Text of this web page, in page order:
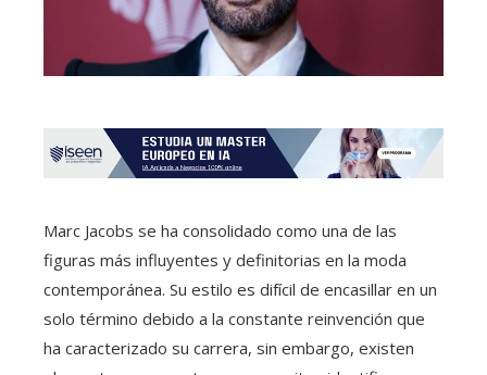
Marc Jacobs se ha consolidado como una de las
figuras más influyentes y definitorias en la moda
contemporánea. Su estilo es difícil de encasillar en un
solo término debido a la constante reinvención que
ha caracterizado su carrera, sin embargo, existen